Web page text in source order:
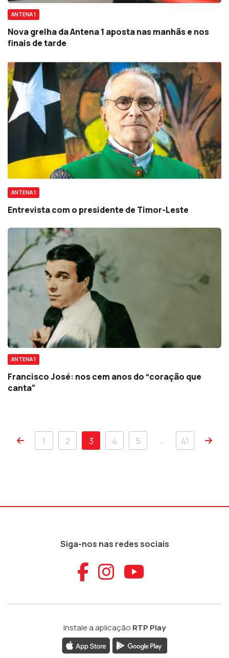
ANTENA 1
Nova grelha da Antena 1 aposta nas manhãs e nos
finais de tarde
ANTENA 1
Entrevista com o presidente de Timor-Leste
ANTENA 1
Francisco José: nos cem anos do “coração que
canta”
1 2 3 4 5 … 41
Siga-nos nas redes sociais
Aceder ao
Aceder ao
Aceder
Instale a aplicação RTP Play